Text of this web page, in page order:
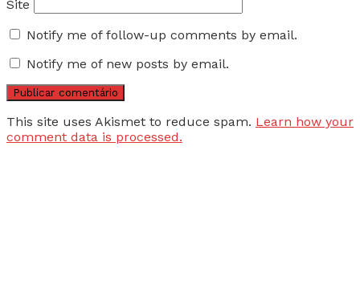
Site
Notify me of follow-up comments by email.
Notify me of new posts by email.
This site uses Akismet to reduce spam. Learn how your
comment data is processed.